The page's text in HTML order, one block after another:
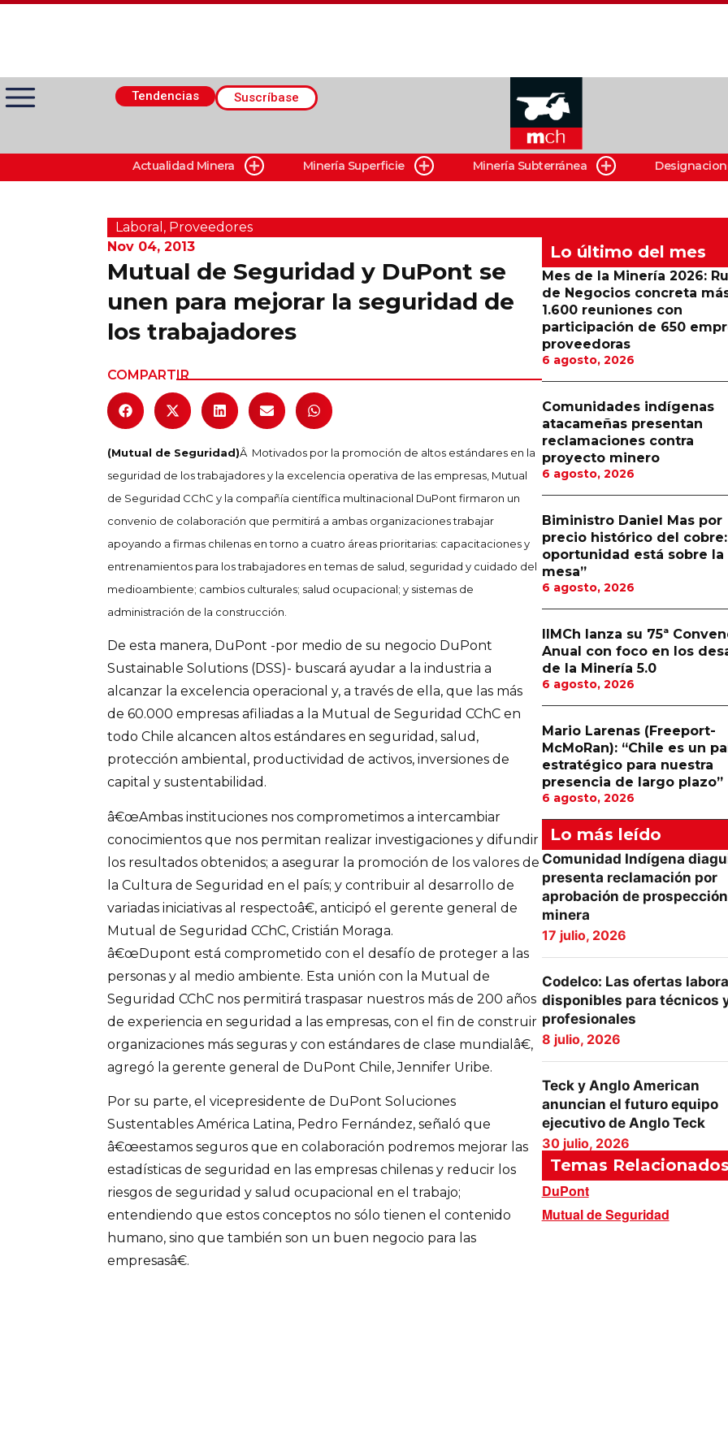
Tendencias Suscríbase
Actualidad Minera
Minería Superficie
Minerí­a Subterránea
Columnas de Opinión
Calendario de Eventos
Actualidad Minera Minería Superficie Minería Subterránea
Laboral , Proveedores
Nov 04, 2013
Mutual de Seguridad y DuPont se
unen para mejorar la seguridad de
los trabajadores
COMPARTIR
(Mutual de Seguridad)Â Motivados por la promoción de altos estándares en la
seguridad de los trabajadores y la excelencia operativa de las empresas, Mutual
de Seguridad CChC y la compañía científica multinacional DuPont firmaron un
convenio de colaboración que permitirá a ambas organizaciones trabajar
apoyando a firmas chilenas en torno a cuatro áreas prioritarias: capacitaciones y
entrenamientos para los trabajadores en temas de salud, seguridad y cuidado del
medioambiente; cambios culturales; salud ocupacional; y sistemas de
administración de la construcción.
De esta manera, DuPont -por medio de su negocio DuPont
Sustainable Solutions (DSS)- buscará ayudar a la industria a
alcanzar la excelencia operacional y, a través de ella, que las más
de 60.000 empresas afiliadas a la Mutual de Seguridad CChC en
todo Chile alcancen altos estándares en seguridad, salud,
protección ambiental, productividad de activos, inversiones de
capital y sustentabilidad.
â€œAmbas instituciones nos comprometimos a intercambiar
conocimientos que nos permitan realizar investigaciones y difundir
los resultados obtenidos; a asegurar la promoción de los valores de
la Cultura de Seguridad en el país; y contribuir al desarrollo de
variadas iniciativas al respectoâ€, anticipó el gerente general de
Mutual de Seguridad CChC, Cristián Moraga.
â€œDupont está comprometido con el desafío de proteger a las
personas y al medio ambiente. Esta unión con la Mutual de
Seguridad CChC nos permitirá traspasar nuestros más de 200 años
de experiencia en seguridad a las empresas, con el fin de construir
organizaciones más seguras y con estándares de clase mundialâ€,
agregó la gerente general de DuPont Chile, Jennifer Uribe.
Por su parte, el vicepresidente de DuPont Soluciones
Sustentables América Latina, Pedro Fernández, señaló que
â€œestamos seguros que en colaboración podremos mejorar las
estadísticas de seguridad en las empresas chilenas y reducir los
riesgos de seguridad y salud ocupacional en el trabajo;
entendiendo que estos conceptos no sólo tienen el contenido
humano, sino que también son un buen negocio para las
empresasâ€.
Lo último del mes
Mes de la Minería 2026:
de Negocios concreta
1.600 reuniones con
participación de 650
proveedoras
6 agosto, 2026
Comunidades indígenas
atacameñas presentan
reclamaciones contra
proyecto minero
6 agosto, 2026
Biministro Daniel Mas por
precio histórico del cobre:
oportunidad está sobre la
mesa”
6 agosto, 2026
IIMCh lanza su 75ª
Anual con foco en los
de la Minería 5.0
6 agosto, 2026
Mario Larenas (Freeport-
McMoRan): “Chile es un
estratégico para nuestra
presencia de largo plazo”
6 agosto, 2026
Lo más leído
Comunidad Indígena
presenta reclamación por
aprobación de prospección
minera
17 julio, 2026
Codelco: Las ofertas
disponibles para técnicos
profesionales
8 julio, 2026
Teck y Anglo American
anuncian el futuro equipo
ejecutivo de Anglo Teck
30 julio, 2026
Temas Relacionados
DuPont
Mutual de Seguridad